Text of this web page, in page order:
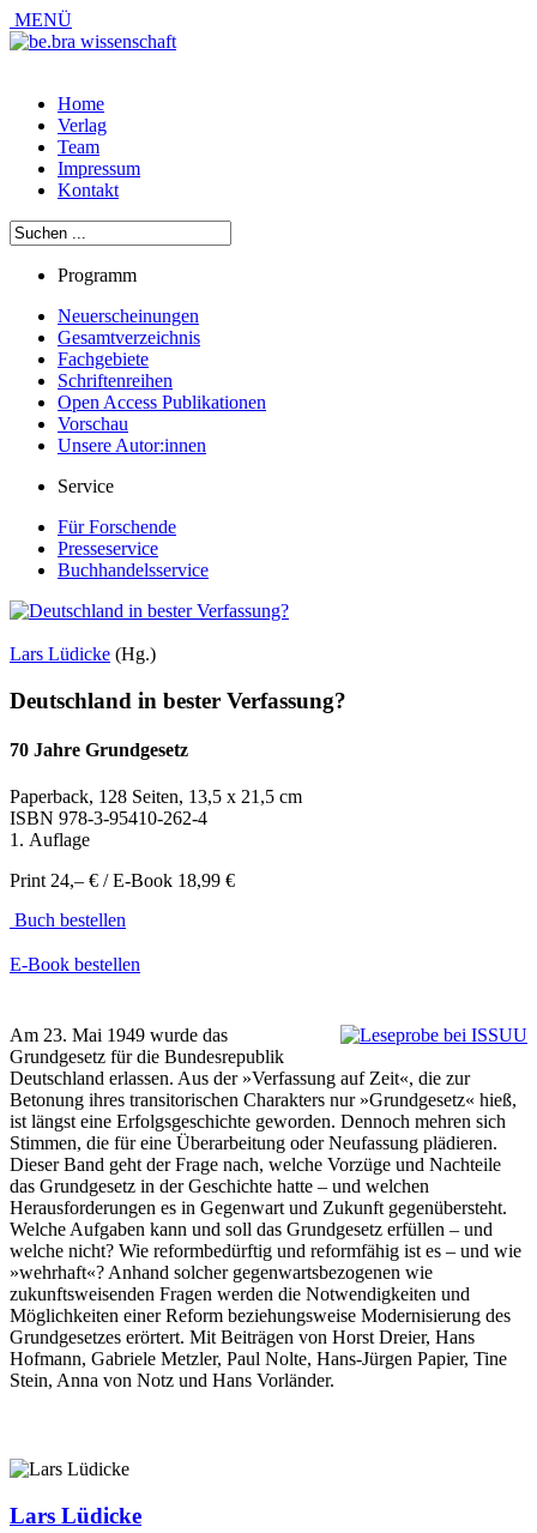
MENÜ
Home
Verlag
Team
Impressum
Kontakt
Programm
Neuerscheinungen
Gesamtverzeichnis
Fachgebiete
Schriftenreihen
Open Access Publikationen
Vorschau
Unsere Autor:innen
Service
Für Forschende
Presseservice
Buchhandelsservice
Lars Lüdicke (Hg.)
Deutschland in bester Verfassung?
70 Jahre Grundgesetz
Paperback, 128 Seiten, 13,5 x 21,5 cm
ISBN 978-3-95410-262-4
1. Auflage
Print 24,– € / E-Book 18,99 €
Buch bestellen
E-Book bestellen
Am 23. Mai 1949 wurde das
Grundgesetz für die Bundesrepublik
Deutschland erlassen. Aus der »Verfassung auf Zeit«, die zur
Betonung ihres transitorischen Charakters nur »Grundgesetz« hieß,
ist längst eine Erfolgsgeschichte geworden. Dennoch mehren sich
Stimmen, die für eine Überarbeitung oder Neufassung plädieren.
Dieser Band geht der Frage nach, welche Vorzüge und Nachteile
das Grundgesetz in der Geschichte hatte – und welchen
Herausforderungen es in Gegenwart und Zukunft gegenübersteht.
Welche Aufgaben kann und soll das Grundgesetz erfüllen – und
welche nicht? Wie reformbedürftig und reformfähig ist es – und wie
»wehrhaft«? Anhand solcher gegenwartsbezogenen wie
zukunftsweisenden Fragen werden die Notwendigkeiten und
Möglichkeiten einer Reform beziehungsweise Modernisierung des
Grundgesetzes erörtert. Mit Beiträgen von Horst Dreier, Hans
Hofmann, Gabriele Metzler, Paul Nolte, Hans-Jürgen Papier, Tine
Stein, Anna von Notz und Hans Vorländer.
Lars Lüdicke